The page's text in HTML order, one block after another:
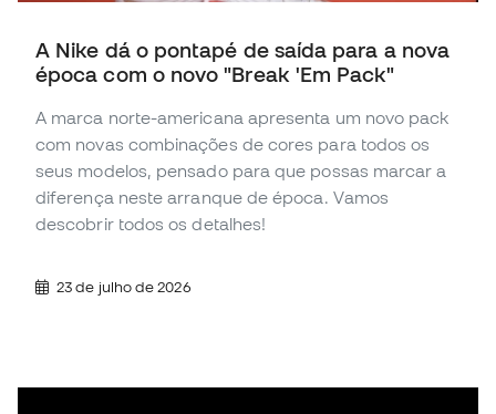
A Nike dá o pontapé de saída para a nova
época com o novo "Break 'Em Pack"
A marca norte-americana apresenta um novo pack
com novas combinações de cores para todos os
seus modelos, pensado para que possas marcar a
diferença neste arranque de época. Vamos
descobrir todos os detalhes!
23 de julho de 2026